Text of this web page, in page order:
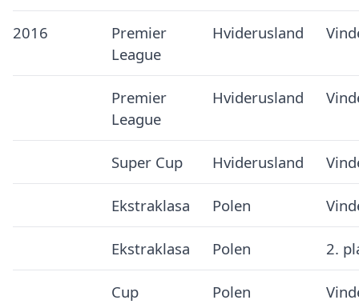
2016
Premier
League
Hviderusland
Premier
League
Hviderusland
Super Cup Hviderusland
Ekstraklasa Polen
Ekstraklasa Polen 2.
Cup Polen